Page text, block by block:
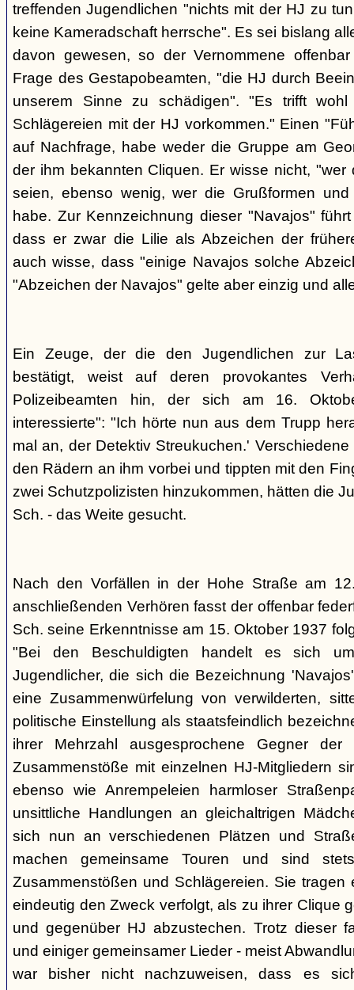
treffenden Jugendlichen "nichts mit der HJ zu
keine Kameradschaft herrsche". Es sei bislang
davon gewesen, so der Vernommene
Frage des Gestapobeamten, "die HJ durch
unserem Sinne zu schädigen". "Es trifft
Schlägereien mit der HJ vorkommen." Einen
auf Nachfrage, habe weder die Gruppe am
der ihm bekannten Cliquen. Er wisse nicht, "wer
seien, ebenso wenig, wer die Grußformen
habe. Zur Kennzeichnung dieser "Navajos"
dass er zwar die Lilie als Abzeichen der
auch wisse, dass "einige Navajos solche
"Abzeichen der Navajos" gelte aber einzig und
Ein Zeuge, der die den Jugendlichen zur
bestätigt, weist auf deren provokantes
Polizeibeamten hin, der sich am 16.
interessierte": "Ich hörte nun aus dem Trupp
mal an, der Detektiv Streukuchen.'
den Rädern an ihm vorbei und tippten mit den
zwei Schutzpolizisten hinzukommen, hätten die
Sch. - das Weite gesucht.
Nach den Vorfällen in der Hohe Straße am
anschließenden Verhören fasst der offenbar
Sch. seine Erkenntnisse am 15. Oktober 1937
"Bei den Beschuldigten handelt es sich
Jugendlicher, die sich die Bezeichnung
eine Zusammenwürfelung von verwilderten,
politische Einstellung als staatsfeindlich
ihrer Mehrzahl ausgesprochene Gegner
Zusammenstöße mit einzelnen HJ-Mitgliedern
ebenso wie Anrempeleien harmloser
unsittliche Handlungen an gleichaltrigen
sich nun an verschiedenen Plätzen und
machen gemeinsame Touren und sind
Zusammenstößen und Schlägereien. Sie tragen
eindeutig den Zweck verfolgt, als zu ihrer Clique
und gegenüber HJ abzustechen. Trotz dieser
und einiger gemeinsamer Lieder - meist
war bisher nicht nachzuweisen, dass es